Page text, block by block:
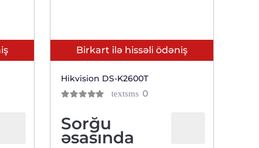
Birkart ilə hissəli ödəniş
Hikvision DS-K2600T
textsms 0отзывов
Sorğu
əsasında